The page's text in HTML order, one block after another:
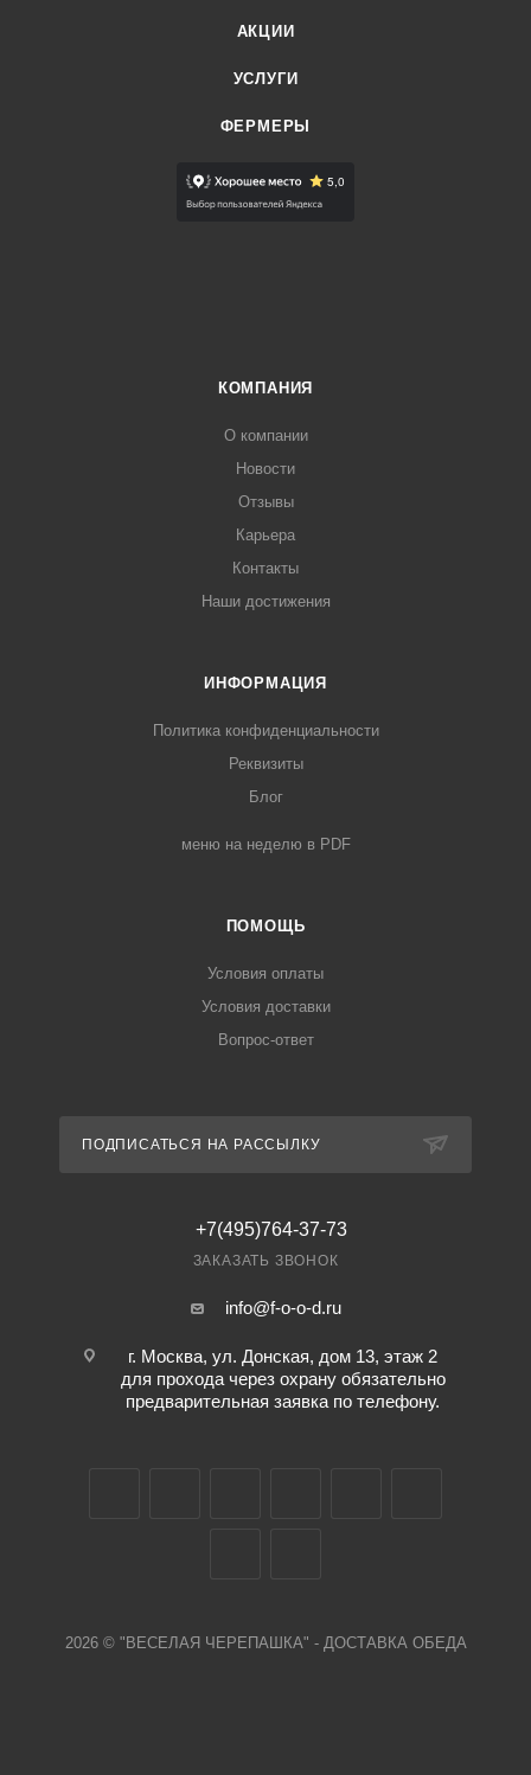
АКЦИИ
УСЛУГИ
ФЕРМЕРЫ
КОМПАНИЯ
О компании
Новости
Отзывы
Карьера
Контакты
Наши достижения
ИНФОРМАЦИЯ
Политика конфиденциальности
Реквизиты
Блог
меню на неделю в PDF
ПОМОЩЬ
Условия оплаты
Условия доставки
Вопрос-ответ
ПОДПИСАТЬСЯ НА РАССЫЛКУ
+7(495)764-37-73
ЗАКАЗАТЬ ЗВОНОК
info@f-o-o-d.ru
г. Москва, ул. Донская, дом 13, этаж 2
для прохода через охрану обязательно
предварительная заявка по телефону.
2026 © "ВЕСЕЛАЯ ЧЕРЕПАШКА" - ДОСТАВКА ОБЕДА